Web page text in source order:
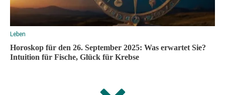
Leben
Horoskop für den 26. September 2025: Was erwartet Sie?
Intuition für Fische, Glück für Krebse